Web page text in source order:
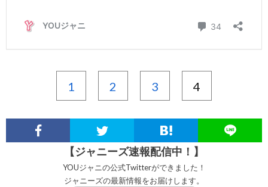
1 2 3 4
【ジャニーズ速報配信中！】
YOUジャニの公式Twitterができました！
ジャニーズの最新情報をお届けします。